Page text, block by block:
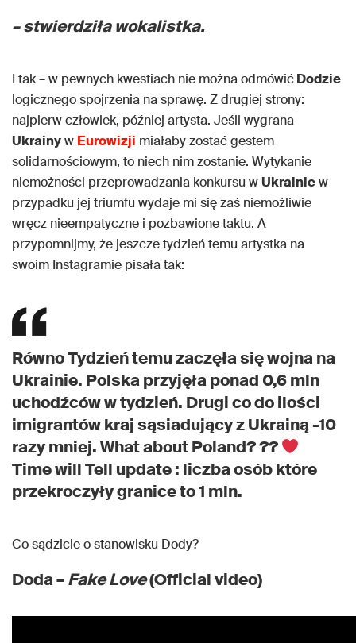
– stwierdziła wokalistka.
I tak – w pewnych kwestiach nie można odmówićDodzie
logicznego spojrzenia na sprawę. Z drugiej strony:
najpierw człowiek, później artysta. Jeśli wygrana
Ukrainyw Eurowizji miałaby zostać gestem
solidarnościowym, to niech nim zostanie. Wytykanie
niemożności przeprowadzania konkursu wUkrainiew
przypadku jej triumfu wydaje mi się zaś niemożliwie
wręcz nieempatyczne i pozbawione taktu. A
przypomnijmy, że jeszcze tydzień temu artystka na
swoim Instagramie pisała tak:
Równo Tydzień temu zaczęła się wojna na
Ukrainie. Polska przyjęła ponad 0,6 mln
uchodźców w tydzień. Drugi co do ilości
imigrantów kraj sąsiadujący z Ukrainą -10
razy mniej. What about Poland? ??
Time will Tell update : liczba osób które
przekroczyły granice to 1 mln.
Co sądzicie o stanowisku Dody?
Doda –Fake Love(Official video)